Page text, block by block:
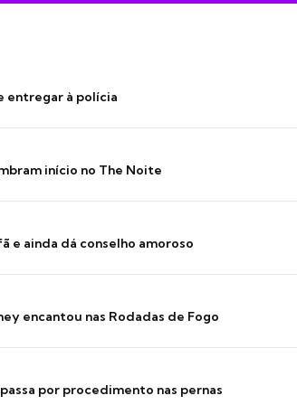
entregar à polícia
início no The Noite
e ainda dá conselho amoroso
encantou nas Rodadas de Fogo
por procedimento nas pernas